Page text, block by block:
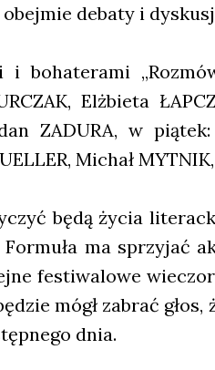
deba­ty i
boha­te­ra­mi
Elż­bie­ta
ZADURA, w
Michał
będą życia
ma sprzy­jać
festi­wa­lo­we
mógł zabrać
dnia.